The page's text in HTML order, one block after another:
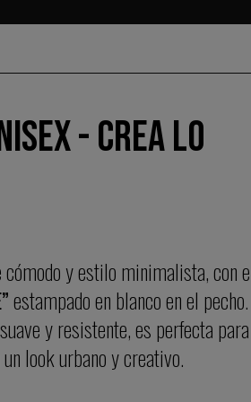
- CREA LO
cómodo y estilo minimalista, con
estampado en blanco en el pecho.
y resistente, es perfecta
look urbano y creativo.